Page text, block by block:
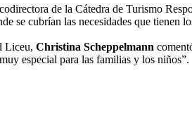
de la Cátedra de Turismo
se cubrían las necesidades que
Liceu, Christina Scheppelmann
especial para las familias y los niños”.